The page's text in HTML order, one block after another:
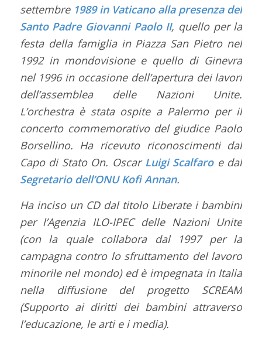
settembre 1989 in Vaticano alla presenza del
Santo Padre Giovanni Paolo II, quello per la
festa della famiglia in Piazza San Pietro nel
1992 in mondovisione e quello di Ginevra
nel 1996 in occasione dell’apertura dei lavori
dell’assemblea delle Nazioni Unite.
L’orchestra è stata ospite a Palermo per il
concerto commemorativo del giudice Paolo
Borsellino. Ha ricevuto riconoscimenti dal
Capo di Stato On. Oscar Luigi Scalfaroe dal
Segretario dell’ONU Kofi Annan.
Ha inciso un CD dal titolo Liberate i bambini
per l’Agenzia ILO-IPEC delle Nazioni Unite
(con la quale collabora dal 1997 per la
campagna contro lo sfruttamento del lavoro
minorile nel mondo) ed è impegnata in Italia
nella diffusione del progetto SCREAM
(Supporto ai diritti dei bambini attraverso
l’educazione, le arti e i media).